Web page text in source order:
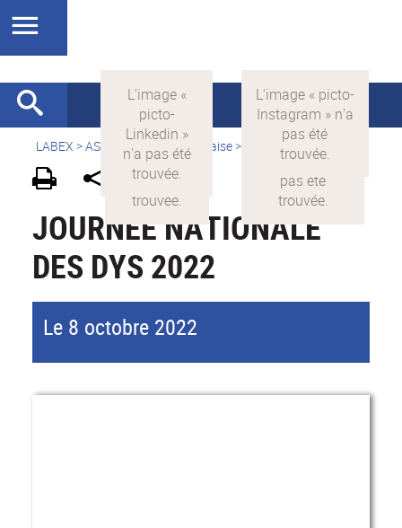
LABEX >ASLAN > Version française> Actualités
JOURNÉE NATIONALE
DES DYS 2022
Le 8 octobre 2022